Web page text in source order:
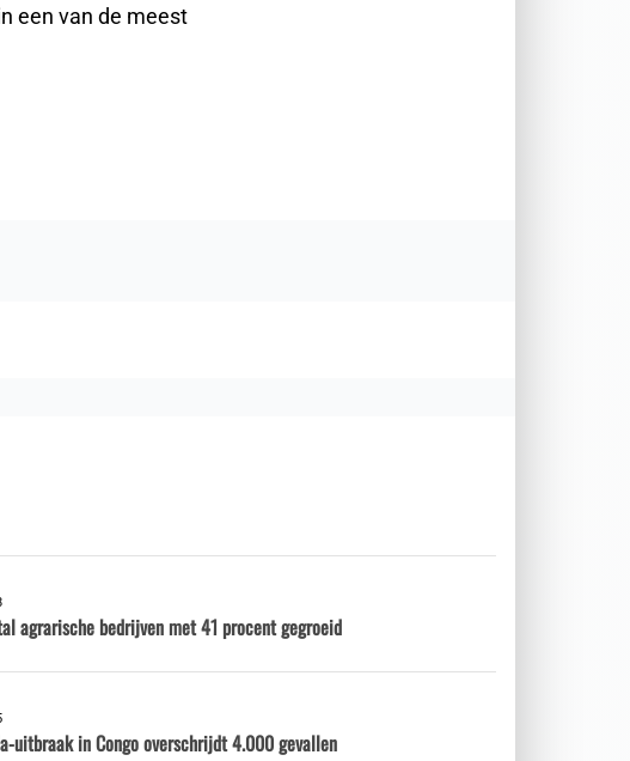
een van de meest
agrarische bedrijven met 41 procent gegroeid
uitbraak in Congo overschrijdt 4.000 gevallen